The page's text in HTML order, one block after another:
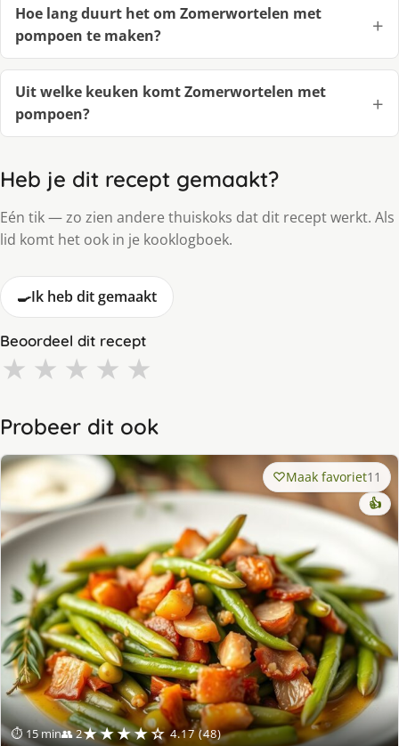
Hoe lang duurt het om Zomerwortelen met
pompoen te maken?
Uit welke keuken komt Zomerwortelen met
pompoen?
Heb je dit recept gemaakt?
Eén tik — zo zien andere thuiskoks dat dit recept werkt. Als
lid komt het ook in je kooklogboek.
🍳Ik heb dit gemaakt
Beoordeel dit recept
★ ★ ★ ★ ★
Probeer dit ook
⏱ 15 min👥 2★★★★☆ 4.17 (48)
Maak favoriet11
👍